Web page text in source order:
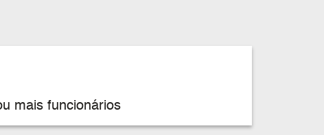
mais funcionários